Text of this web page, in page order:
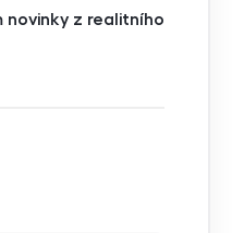
z realitního